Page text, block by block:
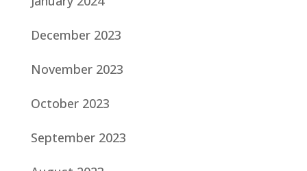
December 2023
November 2023
October 2023
September 2023